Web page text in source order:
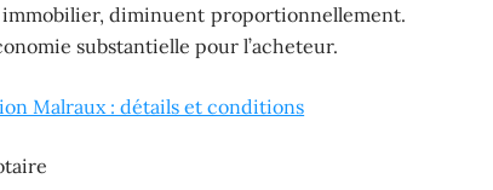
diminuent proportionnellement.
substantielle pour l’acheteur.
Malraux : détails et conditions